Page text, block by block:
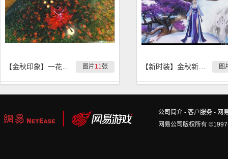
图片11张 图
公司简介 - 客户服务 - 网
网易公司版权所有